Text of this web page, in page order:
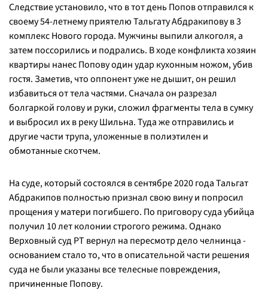
Следствие установило, что в тот день Попов отправился к
своему 54-летнему приятелю Тальгату Абдракипову в 3
комплекс Нового города. Мужчины выпили алкоголя, а
затем поссорились и подрались. В ходе конфликта хозяин
квартиры нанес Попову один удар кухонным ножом, убив
гостя. Заметив, что оппонент уже не дышит, он решил
избавиться от тела частями. Сначала он разрезал
болгаркой голову и руки, сложил фрагменты тела в сумку
и выбросил их в реку Шильна. Туда же отправились и
другие части трупа, уложенные в полиэтилен и
обмотанные скотчем.
На суде, который состоялся в сентябре 2020 года Тальгат
Абдракипов полностью признал свою вину и попросил
прощения у матери погибшего. По приговору суда убийца
получил 10 лет колонии строгого режима. Однако
Верховный суд РТ вернул на пересмотр дело челнинца -
основанием стало то, что в описательной части решения
суда не были указаны все телесные повреждения,
причиненные Попову.